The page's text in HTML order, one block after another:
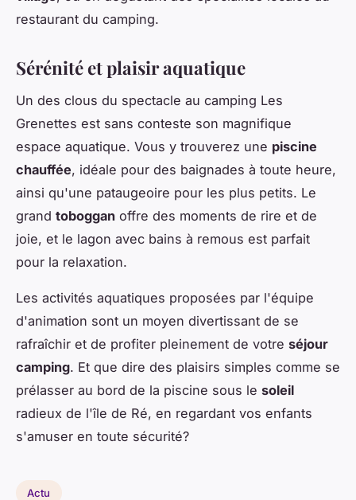
restaurant du camping.
Sérénité et plaisir aquatique
Un des clous du spectacle au camping Les
Grenettes est sans conteste son magnifique
espace aquatique. Vous y trouverez une piscine
chauffée, idéale pour des baignades à toute heure,
ainsi qu'une pataugeoire pour les plus petits. Le
grand toboggan offre des moments de rire et de
joie, et le lagon avec bains à remous est parfait
pour la relaxation.
Les activités aquatiques proposées par l'équipe
d'animation sont un moyen divertissant de se
rafraîchir et de profiter pleinement de votre séjour
camping. Et que dire des plaisirs simples comme se
prélasser au bord de la piscine sous le soleil
radieux de l'île de Ré, en regardant vos enfants
s'amuser en toute sécurité?
Actu